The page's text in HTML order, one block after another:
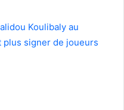
Koulibaly au
plus signer de joueurs